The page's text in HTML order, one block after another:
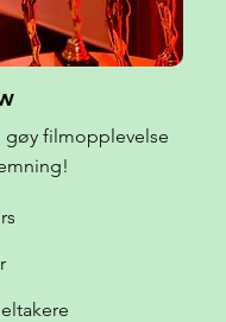
gøy filmopplevelse